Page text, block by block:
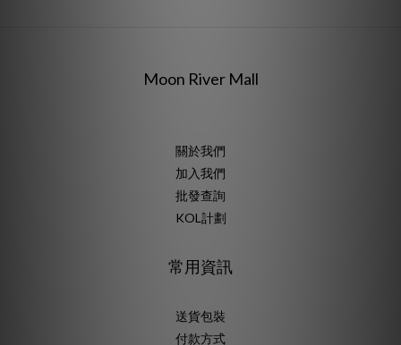
Moon River Mall
關於我們
加入我們
批發查詢
KOL計劃
常用資訊
送貨包裝
付款方式